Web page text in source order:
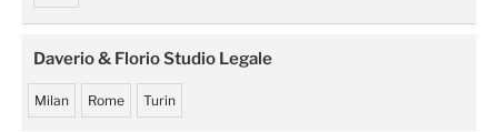
Daverio & Florio Studio Legale
Milan Rome Turin